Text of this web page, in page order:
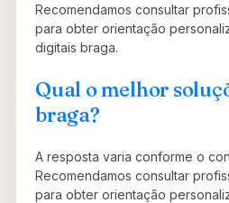
Recomendamos consultar
para obter orientação
digitais braga.
Qual o melhor
braga?
A resposta varia conforme o
Recomendamos consultar
para obter orientação